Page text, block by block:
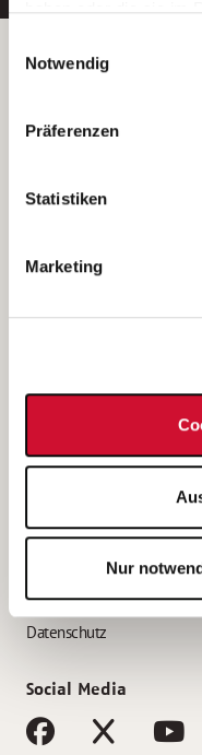
Wenn Sie auf
Sie der Speicherung
Ihre Einwilligung
indem Sie die Cookie-
unserer
Notwendig
Präferenzen
Statistiken
Marketing
Nur
Betreiber der Webseite
Kantstraße 45a
(Ein
e.V.)
Bewerbung als
Bewerbung als Erzieher*in
AWO Gliederungen nach
Impressum
Datenschutz
Social Media